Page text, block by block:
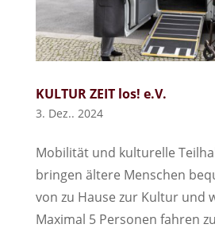
KULTUR ZEIT los! e.V.
3. Dez.. 2024
Mobilität und kulturelle
bringen ältere Menschen
von zu Hause zur Kultur und
Maximal 5 Personen fahren